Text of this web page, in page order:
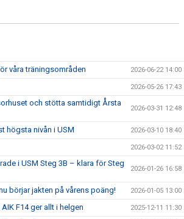
våra träningsområden 2026-06-22 14:00
2026-05-26 17:43
och stötta samtidigt Årsta
2026-03-31 12:48
högsta nivån i USM 2026-03-10 18:40
2026-03-02 11:52
i USM Steg 3B – klara för Steg
2026-01-26 16:58
börjar jakten på vårens poäng! 2026-01-05 13:00
F14 ger allt i helgen 2025-12-11 11:30